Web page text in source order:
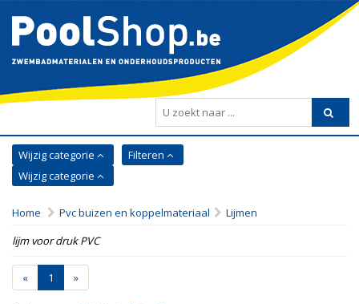
Wijzig categorie
Filteren
Wijzig categorie
Home Pvc buizen en koppelmateriaal
Lijmen
lijm voor druk PVC
« 1 »